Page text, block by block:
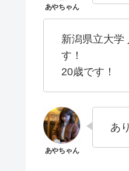
新潟県立大学
す！
20歳です！
あ